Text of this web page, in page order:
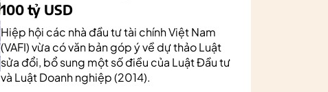
100 tỷ USD
Hiệp hội các nhà đầu tư tài chính Việt Nam
(VAFI) vừa có văn bản góp ý về dự thảo Luật
sửa đổi, bổ sung một số điều của Luật Đầu tư
và Luật Doanh nghiệp (2014).